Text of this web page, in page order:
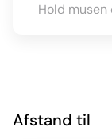
Hold
Afstand til